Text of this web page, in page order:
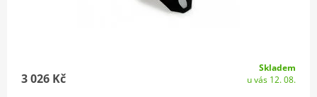
3 026 Kč
Skladem
u vás 12. 08.